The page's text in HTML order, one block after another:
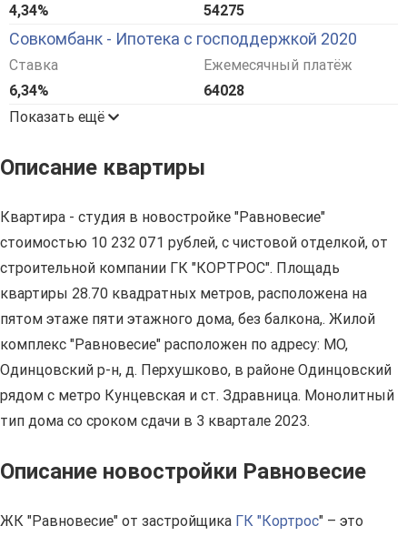
4,34% 54275
Совкомбанк - Ипотека с господдержкой 2020
Ставка
6,34%
Ежемесячный платёж
64028
Показать ещё
Описание квартиры
Квартира - студия в новостройке "Равновесие"
стоимостью 10 232 071 рублей, с чистовой отделкой, от
строительной компании ГК "КОРТРОС". Площадь
квартиры 28.70 квадратных метров, расположена на
пятом этаже пяти этажного дома, без балкона,. Жилой
комплекс "Равновесие" расположен по адресу: МО,
Одинцовский р-н, д. Перхушково, в районе Одинцовский
рядом с метро Кунцевская и ст. Здравница. Монолитный
тип дома со сроком сдачи в 3 квартале 2023.
Описание новостройки Равновесие
ЖК "Равновесие" от застройщика ГК "Кортрос" – это